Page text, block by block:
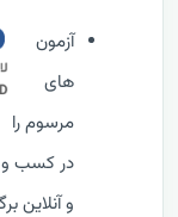
آزمون
های
مرسوم را
در کسب و
و آنلاین